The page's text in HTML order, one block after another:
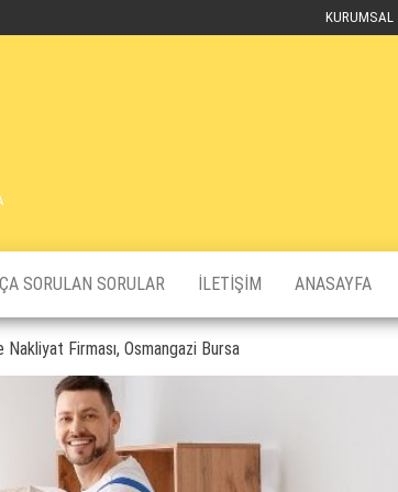
KURUMSAL
SORULAN SORULAR İLETIŞIM ANASAYFA
Firması, Osmangazi Bursa